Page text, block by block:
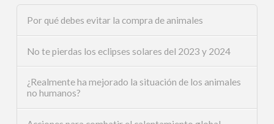
Por qué debes evitar la compra de animales
No te pierdas los eclipses solares del 2023 y 2024
¿Realmente ha mejorado la situación de los animales
no humanos?